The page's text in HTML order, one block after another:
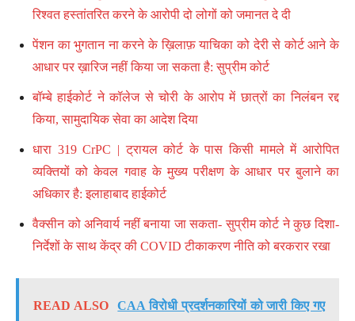
रिश्वत हस्तांतरित करने के आरोपी दो लोगों को जमानत दे दी
पेंशन का भुगतान ना करने के ख़िलाफ़ याचिका को देरी से कोर्ट आने के
आधार पर ख़ारिज नहीं किया जा सकता है: सुप्रीम कोर्ट
बॉम्बे हाईकोर्ट ने कॉलेज से चोरी के आरोप में छात्रों का निलंबन रद्द
किया, सामुदायिक सेवा का आदेश दिया
धारा 319 CrPC | ट्रायल कोर्ट के पास किसी मामले में आरोपित
व्यक्तियों को केवल गवाह के मुख्य परीक्षण के आधार पर बुलाने का
अधिकार है: इलाहाबाद हाईकोर्ट
वैक्सीन को अनिवार्य नहीं बनाया जा सकता- सुप्रीम कोर्ट ने कुछ दिशा-
निर्देशों के साथ केंद्र की COVID टीकाकरण नीति को बरकरार रखा
READ ALSO
CAA विरोधी प्रदर्शनकारियों को जारी किए गए